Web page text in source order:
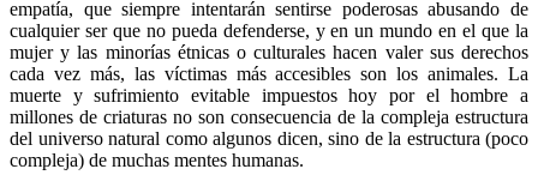
empatía, que siempre intentarán sentirse poderosas abusando de
cualquier ser que no pueda defenderse, y en un mundo en el que la
mujer y las minorías étnicas o culturales hacen valer sus derechos
cada vez más, las víctimas más accesibles son los animales. La
muerte y sufrimiento evitable impuestos hoy por el hombre a
millones de criaturas no son consecuencia de la compleja estructura
del universo natural como algunos dicen, sino de la estructura (poco
compleja) de muchas mentes humanas.